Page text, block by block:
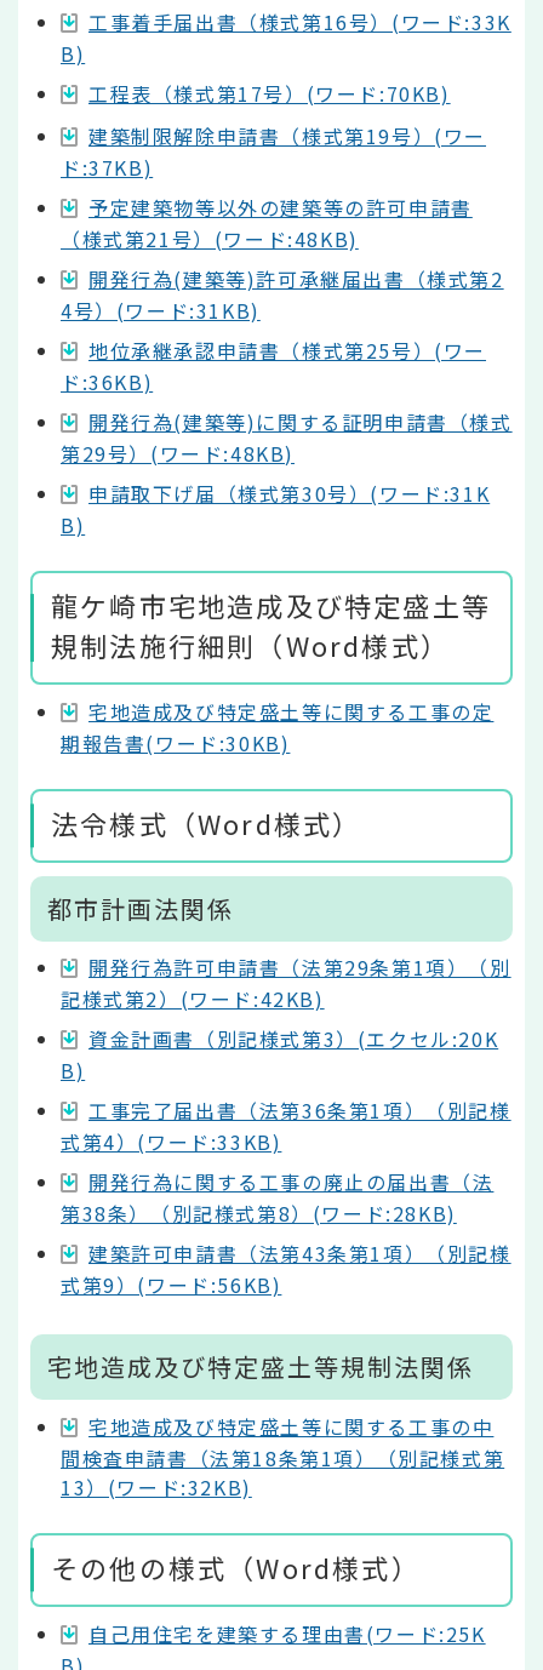
工事着手届出書（様式第16号）(ワード:33K
B)
工程表（様式第17号）(ワード:70KB)
建築制限解除申請書（様式第19号）(ワー
ド:37KB)
予定建築物等以外の建築等の許可申請書
（様式第21号）(ワード:48KB)
開発行為(建築等)許可承継届出書（様式第2
4号）(ワード:31KB)
地位承継承認申請書（様式第25号）(ワー
ド:36KB)
開発行為(建築等)に関する証明申請書（様式
第29号）(ワード:48KB)
申請取下げ届（様式第30号）(ワード:31K
B)
龍ケ崎市宅地造成及び特定盛土等
規制法施行細則（Word様式）
宅地造成及び特定盛土等に関する工事の定
期報告書(ワード:30KB)
法令様式（Word様式）
都市計画法関係
開発行為許可申請書（法第29条第1項）（別
記様式第2）(ワード:42KB)
資金計画書（別記様式第3）(エクセル:20K
B)
工事完了届出書（法第36条第1項）（別記様
式第4）(ワード:33KB)
開発行為に関する工事の廃止の届出書（法
第38条）（別記様式第8）(ワード:28KB)
建築許可申請書（法第43条第1項）（別記様
式第9）(ワード:56KB)
宅地造成及び特定盛土等規制法関係
宅地造成及び特定盛土等に関する工事の中
間検査申請書（法第18条第1項）（別記様式第
13）(ワード:32KB)
その他の様式（Word様式）
自己用住宅を建築する理由書(ワード:25K